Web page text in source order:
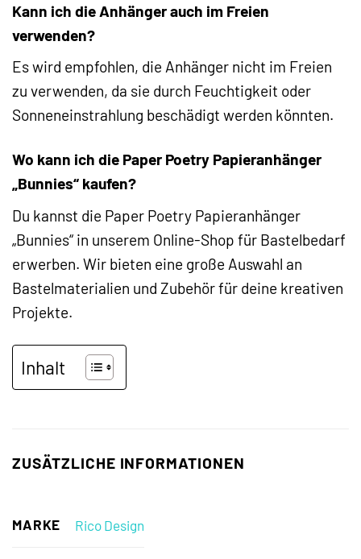
Kann ich die Anhänger auch im Freien
verwenden?
Es wird empfohlen, die Anhänger nicht im Freien
zu verwenden, da sie durch Feuchtigkeit oder
Sonneneinstrahlung beschädigt werden könnten.
Wo kann ich die Paper Poetry Papieranhänger
„Bunnies“ kaufen?
Du kannst die Paper Poetry Papieranhänger
„Bunnies“ in unserem Online-Shop für Bastelbedarf
erwerben. Wir bieten eine große Auswahl an
Bastelmaterialien und Zubehör für deine kreativen
Projekte.
Inhalt
ZUSÄTZLICHE INFORMATIONEN
MARKE Rico Design